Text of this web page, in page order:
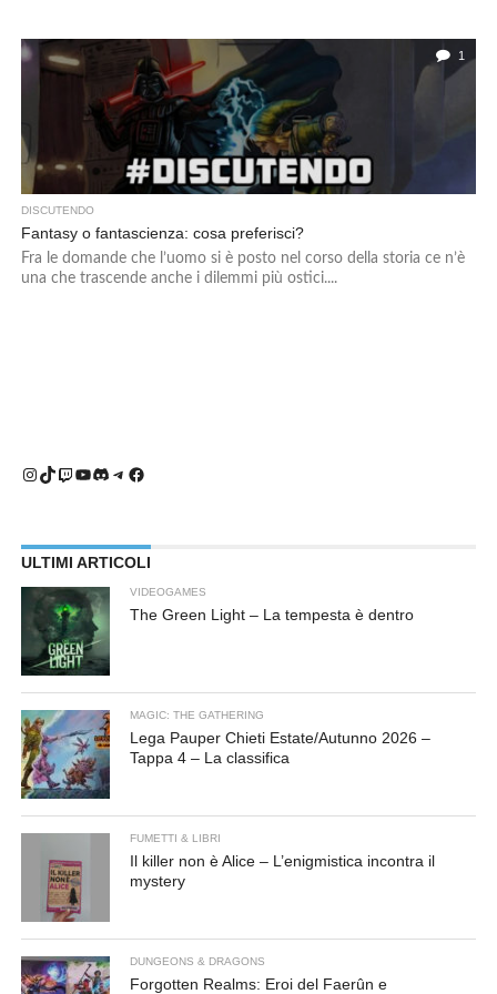
1
DISCUTENDO
Fantasy o fantascienza: cosa preferisci?
Fra le domande che l’uomo si è posto nel corso della storia ce n’è
una che trascende anche i dilemmi più ostici....
Instagram
TikTok
Twitch
YouTube
Discord
Telegram
Facebook
ULTIMI ARTICOLI
VIDEOGAMES
The Green Light – La tempesta è dentro
MAGIC: THE GATHERING
Lega Pauper Chieti Estate/Autunno 2026 –
Tappa 4 – La classifica
FUMETTI & LIBRI
Il killer non è Alice – L’enigmistica incontra il
mystery
DUNGEONS & DRAGONS
Forgotten Realms: Eroi del Faerûn e